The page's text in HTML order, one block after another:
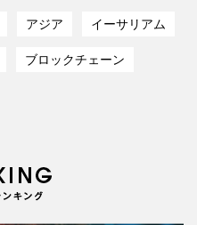
アジア イーサリアム
ブロックチェーン